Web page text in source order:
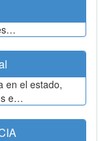
en el estado,
e…